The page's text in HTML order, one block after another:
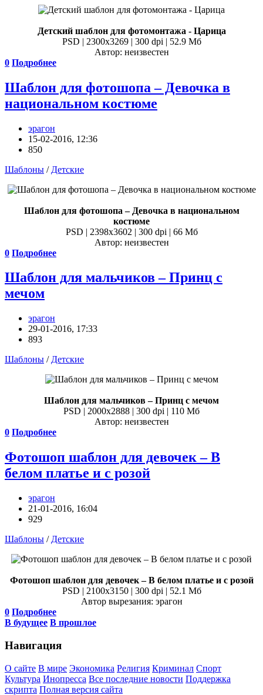
Детский шаблон для фотомонтажа - Царица
PSD | 2300x3269 | 300 dpi | 52.9 Мб
Автор: неизвестен
0 Подробнее
Шаблон для фотошопа – Девочка в
национальном костюме
эрагон
15-02-2016, 12:36
850
Шаблоны / Детские
Шаблон для фотошопа – Девочка в национальном
костюме
PSD | 2398x3602 | 300 dpi | 66 Мб
Автор: неизвестен
0 Подробнее
Шаблон для мальчиков – Принц с
мечом
эрагон
29-01-2016, 17:33
893
Шаблоны / Детские
Шаблон для мальчиков – Принц с мечом
PSD | 2000x2888 | 300 dpi | 110 Мб
Автор: неизвестен
0 Подробнее
Фотошоп шаблон для девочек – В
белом платье и с розой
эрагон
21-01-2016, 16:04
929
Шаблоны / Детские
Фотошоп шаблон для девочек – В белом платье и с розой
PSD | 2100x3150 | 300 dpi | 52.1 Мб
Автор вырезания: эрагон
0 Подробнее
В будущее В прошлое
Навигация
О сайте В мире Экономика Религия Криминал Спорт
Культура Инопресса Все последние новости Поддержка
скрипта Полная версия сайта